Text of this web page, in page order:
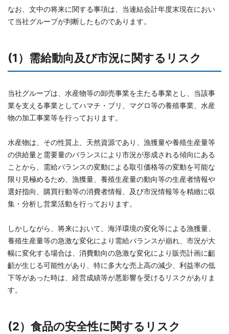
なお、文中の将来に関する事項は、当連結会計年度末現在におい
て当社グループが判断したものであります。
(1）需給動向及び市況に関するリスク
当社グループは、水産物等の卸売事業を主たる事業とし、当該事
業を支える事業としてハマチ・ブリ、マグロ等の養殖事業、水産
物の加工事業等を行っております。
水産物は、その性質上、天然資源であり、漁獲量や養殖生産量等
の供給量と需要量のバランスにより市況が形成される傾向にある
ことから、需給バランスの変動による取引価格等の変動を可能な
限り見極めるため、漁獲量、養殖生産量の動向等の生産者情報や
選好指向、購買行動等の消費者情報、及び市況情報等を精緻に収
集・分析し営業活動を行っております。
しかしながら、将来において、海洋環境の変化等による漁獲量、
養殖生産量等の急激な変化により需給バランスが崩れ、市況が大
幅に変化する場合は、消費動向の急激な変化により販売計画に齟
齬が生じる可能性があり、特に多大な売上高の減少、利益率の低
下等があった時は、経営成績等が悪影響を受けるリスクがありま
す。
(2）食品の安全性に関するリスク